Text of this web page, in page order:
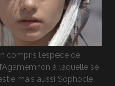
compris l’espèce de
à laquelle se
mais aussi Sophocle,